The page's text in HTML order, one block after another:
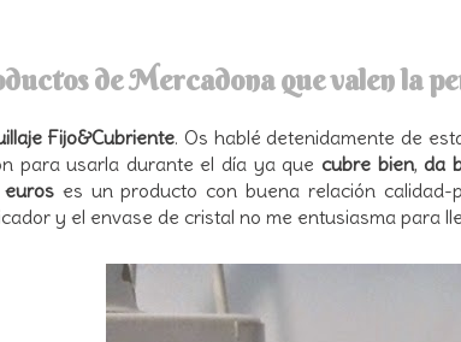
de Mercadona que valen la
Fijo&Cubriente. Os hablé detenidamente de
para usarla durante el día ya que cubre bien,da
es un producto con buena relación calidad-
y el envase de cristal no me entusiasma para